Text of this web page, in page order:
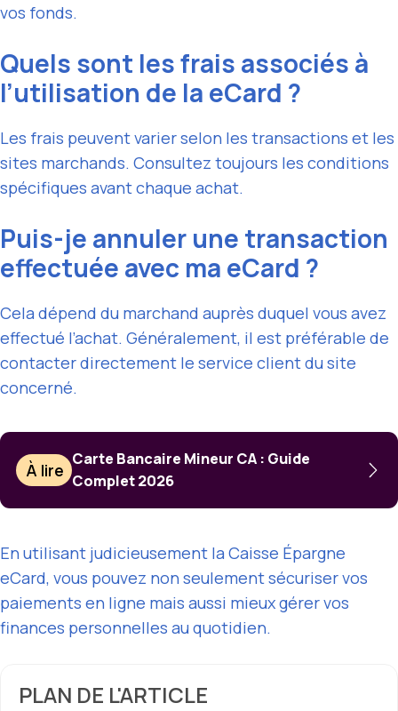
vos fonds.
Quels sont les frais associés à
l’utilisation de la eCard ?
Les frais peuvent varier selon les transactions et les
sites marchands. Consultez toujours les conditions
spécifiques avant chaque achat.
Puis-je annuler une transaction
effectuée avec ma eCard ?
Cela dépend du marchand auprès duquel vous avez
effectué l’achat. Généralement, il est préférable de
contacter directement le service client du site
concerné.
À lire
Carte Bancaire Mineur CA : Guide
Complet 2026
En utilisant judicieusement la Caisse Épargne
eCard, vous pouvez non seulement sécuriser vos
paiements en ligne mais aussi mieux gérer vos
finances personnelles au quotidien.
PLAN DE L'ARTICLE